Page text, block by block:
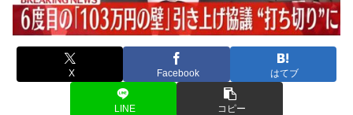
X Facebook はてブ
LINE コピー